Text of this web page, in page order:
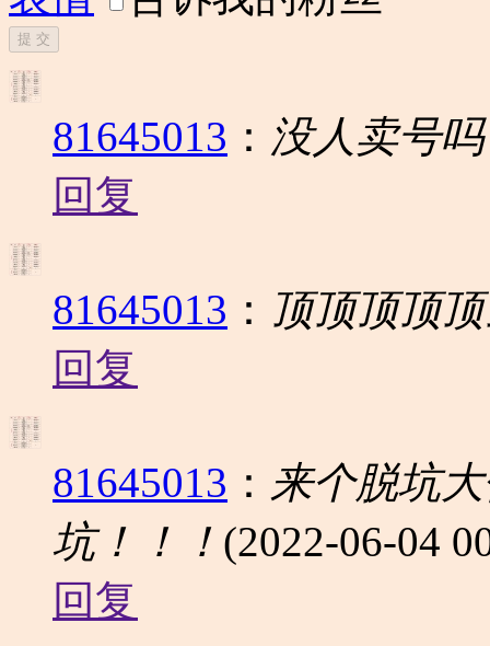
提 交
81645013 ： 没人卖号
回复
81645013 ： 顶顶顶顶
回复
81645013 ： 来个脱坑
坑！！！ (2022-06-04
回复